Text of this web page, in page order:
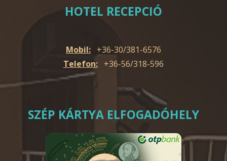
HOTEL RECEPCIÓ
Mobil: +36-30/381-6576
Telefon: +36-56/318-596
SZÉP KÁRTYA ELFOGADÓHELY